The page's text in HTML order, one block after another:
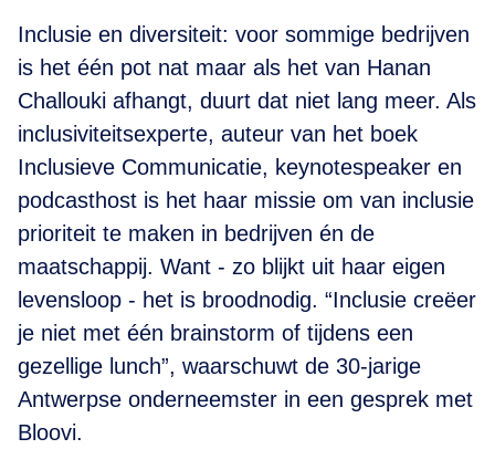
Inclusie en diversiteit: voor sommige bedrijven
is het één pot nat maar als het van Hanan
Challouki afhangt, duurt dat niet lang meer. Als
inclusiviteitsexperte, auteur van het boek
Inclusieve Communicatie, keynotespeaker en
podcasthost is het haar missie om van inclusie
prioriteit te maken in bedrijven én de
maatschappij. Want - zo blijkt uit haar eigen
levensloop - het is broodnodig. “Inclusie creëer
je niet met één brainstorm of tijdens een
gezellige lunch”, waarschuwt de 30-jarige
Antwerpse onderneemster in een gesprek met
Bloovi.